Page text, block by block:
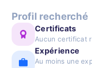
Profil recherché
Certificats
Aucun certificat
Expérience
Au moins une